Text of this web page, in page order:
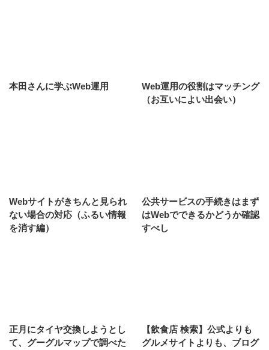
本田さんに学ぶWeb運用
Web運用の役割はマッチング
（お互いによい出会い）
Webサイトがきちんと見られ
ない場合の対応（ふるい情報
を消す編）
公共サービスの手続きはまず
はWebでできるかどうか確認
すべし
正月にタイヤ交換しようとし
て、グーグルマップで調べた
【飲食店 検索】公式よりも
グルメサイトよりも、ブログ